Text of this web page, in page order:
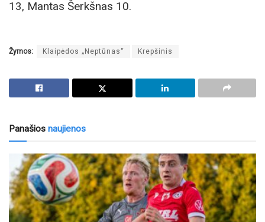
13, Mantas Šerkšnas 10.
Žymos: Klaipėdos „Neptūnas“ Krepšinis
Panašios naujienos